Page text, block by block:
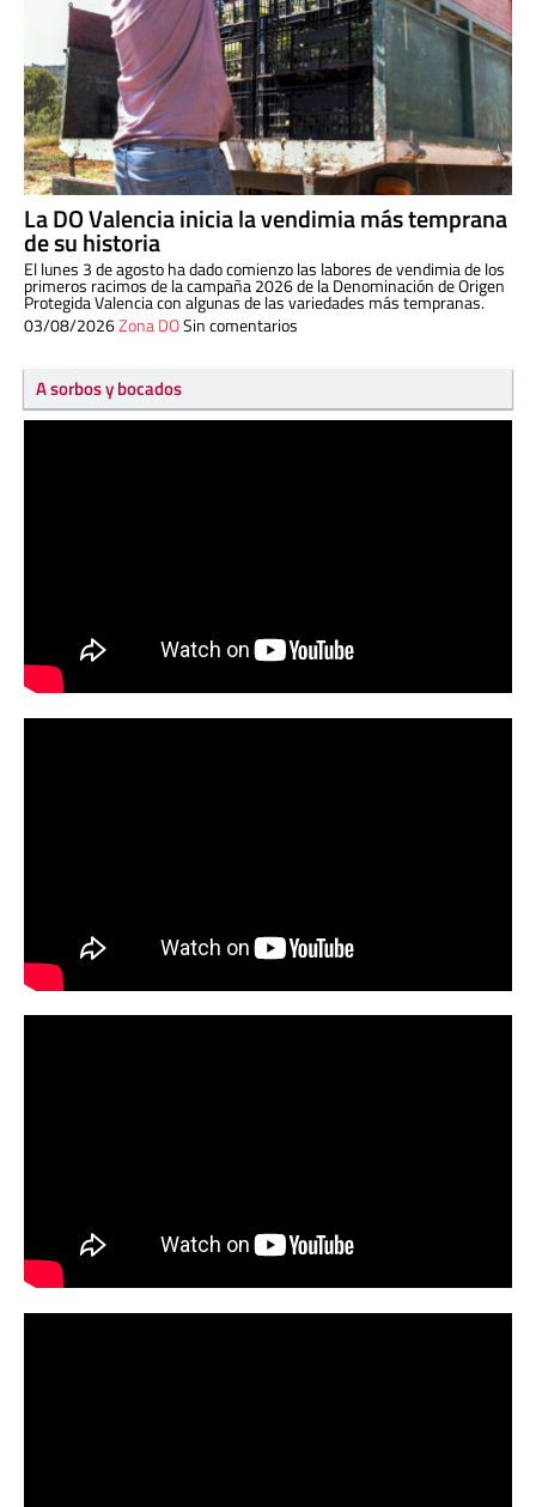
La DO Valencia inicia la vendimia más temprana
de su historia
El lunes 3 de agosto ha dado comienzo las labores de vendimia de los
primeros racimos de la campaña 2026 de la Denominación de Origen
Protegida Valencia con algunas de las variedades más tempranas.
03/08/2026Zona DOSin comentarios
A sorbos y bocados